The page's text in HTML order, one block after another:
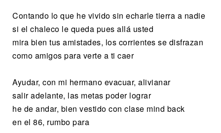
Contando lo que he vivido sin echarle tierra a nadie
si el chaleco le queda pues allá usted
mira bien tus amistades, los corrientes se disfrazan
como amigos para verte a ti caer
Ayudar, con mi hermano evacuar, alivianar
salir adelante, las metas poder lograr
he de andar, bien vestido con clase mind back
en el 86, rumbo para